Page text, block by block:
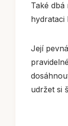
Také
hydrataci
Její
udržet si